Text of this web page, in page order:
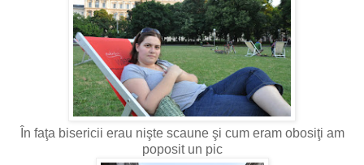
În faţa bisericii erau nişte scaune şi cum eram obosiţi am
poposit un pic